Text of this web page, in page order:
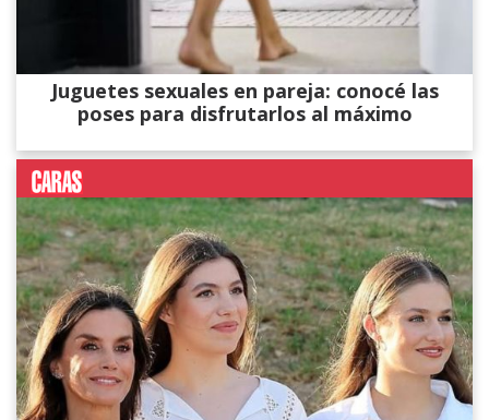
Juguetes sexuales en pareja: conocé las
poses para disfrutarlos al máximo